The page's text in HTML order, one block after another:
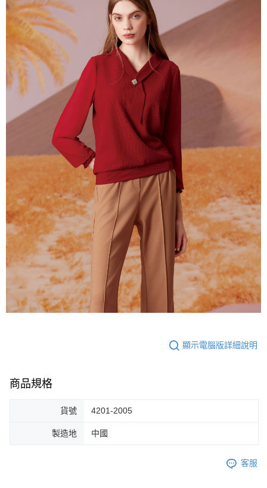
顯示電腦版詳細說明
商品規格
貨號 4201-2005
製造地 中國
客服